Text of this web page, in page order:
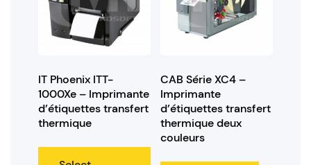
IT Phoenix ITT-
1000Xe – Imprimante
d’étiquettes transfert
thermique
CAB Série XC4 –
Imprimante
d’étiquettes transfert
thermique deux
couleurs